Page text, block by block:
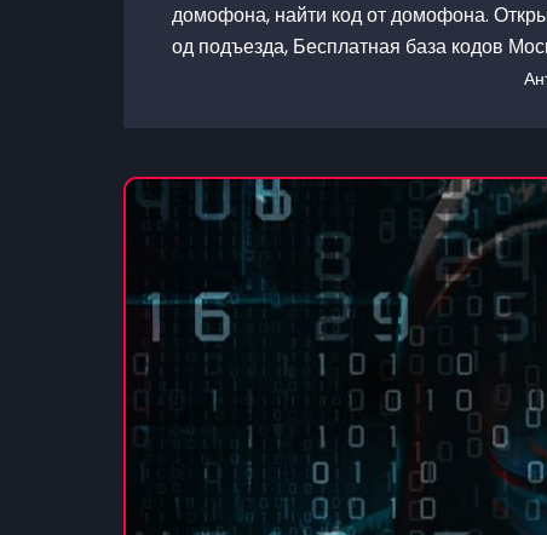
домофона, найти код от домофона.
од подъезда, Бесплатная база кодов